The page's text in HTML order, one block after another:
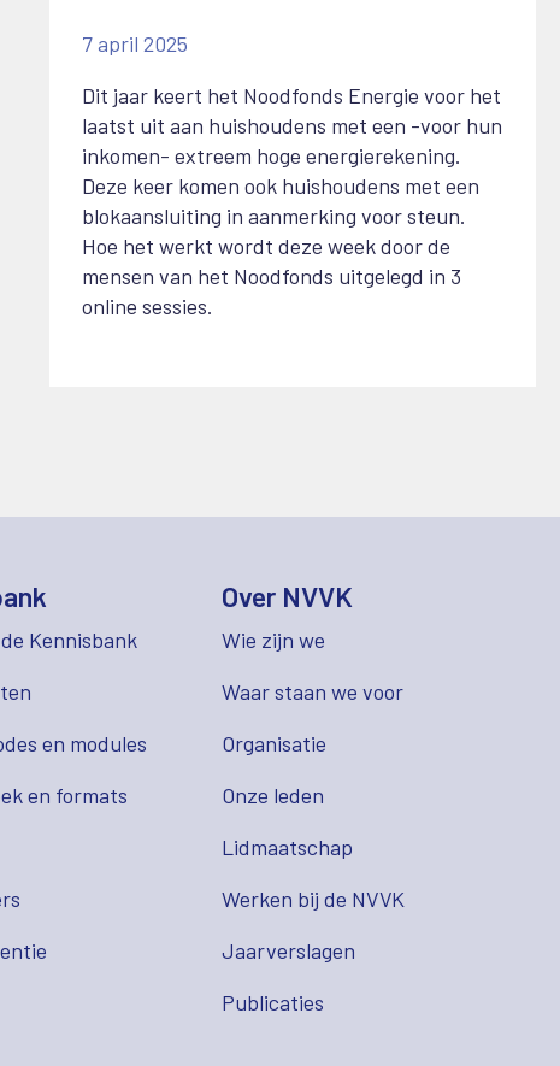
7 april 2025
Dit jaar keert het Noodfonds Energie voor het
laatst uit aan huishoudens met een -voor hun
inkomen- extreem hoge energierekening.
Deze keer komen ook huishoudens met een
blokaansluiting in aanmerking voor steun.
Hoe het werkt wordt deze week door de
mensen van het Noodfonds uitgelegd in 3
online sessies.
Kennisbank
en modules
en formats
Over NVVK
Wie zijn we
Waar staan we voor
Organisatie
Onze leden
Lidmaatschap
Werken bij de NVVK
Jaarverslagen
Publicaties